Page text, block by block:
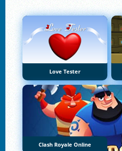
Love Tester
Clash Royale Online